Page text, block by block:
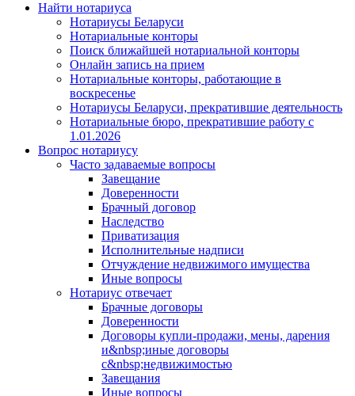
Найти нотариуса
Нотариусы Беларуси
Нотариальные конторы
Поиск ближайшей нотариальной конторы
Онлайн запись на прием
Нотариальные конторы, работающие в
воскресенье
Нотариусы Беларуси, прекратившие деятельность
Нотариальные бюро, прекратившие работу с
1.01.2026
Вопрос нотариусу
Часто задаваемые вопросы
Завещание
Доверенности
Брачный договор
Наследство
Приватизация
Исполнительные надписи
Отчуждение недвижимого имущества
Иные вопросы
Нотариус отвечает
Брачные договоры
Доверенности
Договоры купли-продажи, мены, дарения
и&nbsp;иные договоры
с&nbsp;недвижимостью
Завещания
Иные вопросы